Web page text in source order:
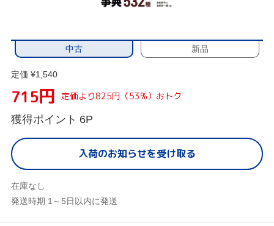
中古 新品
定価 ¥1,540
715円 定価より825円（53%）おトク
獲得ポイント 6P
入荷のお知らせを受け取る
在庫なし
発送時期 1～5日以内に発送